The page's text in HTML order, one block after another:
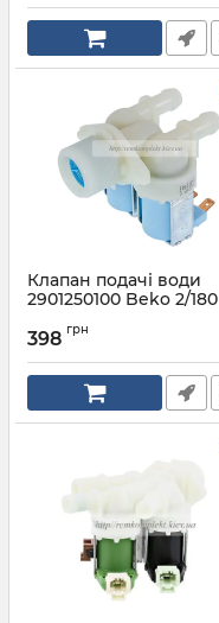
Клапан подачі води
2901250100 Beko 2/180
398 грн